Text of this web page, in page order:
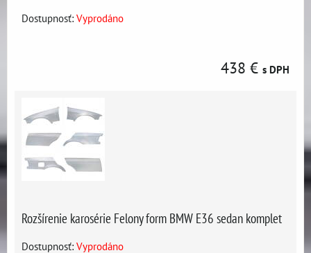
Dostupnosť: Vyprodáno
438 € s DPH
Rozšírenie karosérie Felony form BMW E36 sedan komplet
Dostupnosť: Vyprodáno